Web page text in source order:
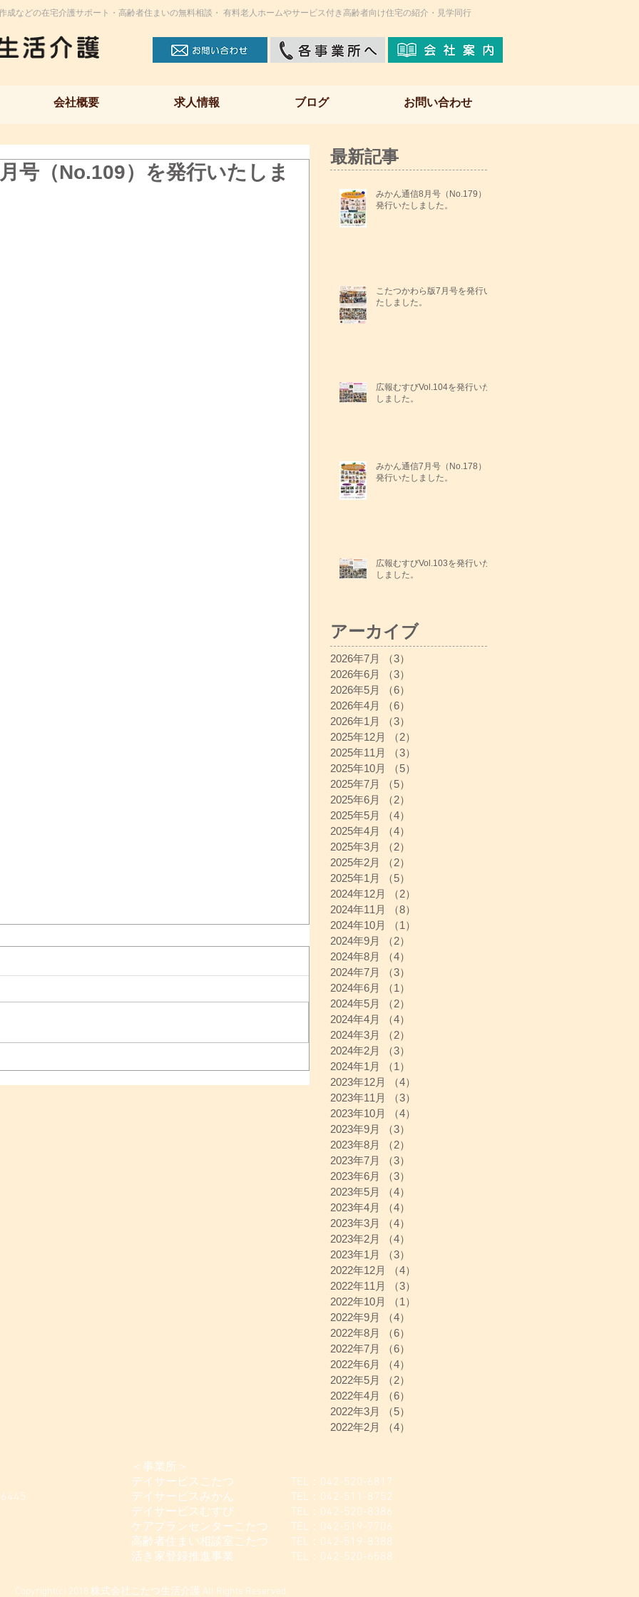
成などの在宅介護サポート・高齢者住まいの無料相談・ 有料老人ホームやサービス付き高齢者向け住宅の紹介・見学同行
会社概要 求人情報 ブログ お問い合わせ
号（No.109）を発行いたしま
最新記事
みかん通信8月号（No.179）を
発行いたしました。
こたつかわら版7月号を発行い
たしました。
広報むすびVol.104を発行いた
しました。
みかん通信7月号（No.178）を
発行いたしました。
広報むすびVol.103を発行いた
しました。
アーカイブ
2026年7月 （3）
2026年6月
（3）
2026年5月
（6）
2026年4月
（6）
2026年1月
（3）
2025年12月
（2）
2025年11月
（3）
2025年10月
（5）
2025年7月
（5）
2025年6月
（2）
2025年5月
（4）
2025年4月
（4）
2025年3月
（2）
2025年2月
（2）
2025年1月
（5）
2024年12月
（2）
2024年11月
（8）
2024年10月
（1）
2024年9月
（2）
2024年8月
（4）
2024年7月
（3）
2024年6月
（1）
2024年5月
（2）
2024年4月
（4）
2024年3月
（2）
2024年2月
（3）
2024年1月
（1）
2023年12月
（4）
2023年11月
（3）
2023年10月
（4）
2023年9月
（3）
2023年8月
（2）
2023年7月
（3）
2023年6月
（3）
2023年5月
（4）
2023年4月
（4）
2023年3月
（4）
2023年2月
（4）
2023年1月
（3）
2022年12月
（4）
2022年11月
（3）
2022年10月
（1）
2022年9月
（4）
2022年8月
（6）
2022年7月
（6）
2022年6月
（4）
2022年5月
（2）
2022年4月
（6）
2022年3月
（5）
2022年2月
（4）
＜事業所＞
デイサービスこたつ TEL：042-520-6817
デイサービスみかん TEL：042-511-8752
デイサービスむすび TEL：042-520-8386​
ケアプランセンターこたつ TEL：042-519-7706
高齢者住まい相談室こたつ TEL：042-519-8388
活き家登録推進事業 TEL：042-520-6588
Copyright(c) 2018 株式会社こたつ生活介護 All Rights Reserved.